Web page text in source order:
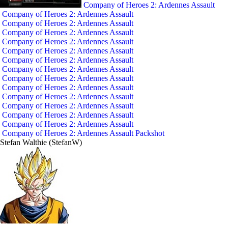
Company of Heroes 2: Ardennes Assault
Company of Heroes 2: Ardennes Assault
Company of Heroes 2: Ardennes Assault
Company of Heroes 2: Ardennes Assault
Company of Heroes 2: Ardennes Assault
Company of Heroes 2: Ardennes Assault
Company of Heroes 2: Ardennes Assault
Company of Heroes 2: Ardennes Assault
Company of Heroes 2: Ardennes Assault
Company of Heroes 2: Ardennes Assault
Company of Heroes 2: Ardennes Assault
Company of Heroes 2: Ardennes Assault
Company of Heroes 2: Ardennes Assault
Company of Heroes 2: Ardennes Assault
Company of Heroes 2: Ardennes Assault Packshot
Stefan Walthie (StefanW)